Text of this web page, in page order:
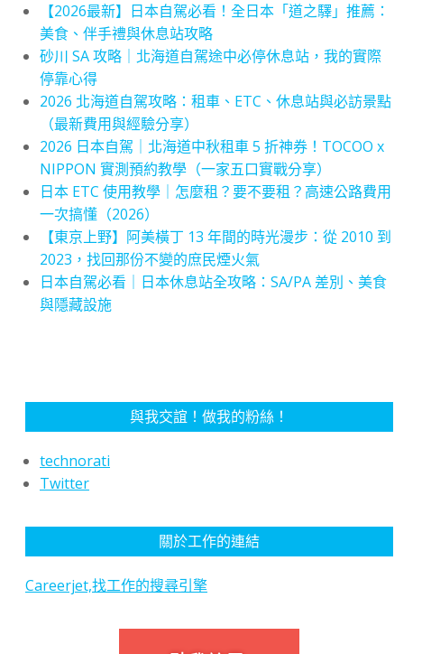
【2026最新】日本自駕必看！全日本「道之驛」推薦：
美食、伴手禮與休息站攻略
砂川 SA 攻略｜北海道自駕途中必停休息站，我的實際
停靠心得
2026 北海道自駕攻略：租車、ETC、休息站與必訪景點
（最新費用與經驗分享）
2026 日本自駕｜北海道中秋租車 5 折神券！TOCOO x
NIPPON 實測預約教學（一家五口實戰分享）
日本 ETC 使用教學｜怎麼租？要不要租？高速公路費用
一次搞懂（2026）
【東京上野】阿美橫丁 13 年間的時光漫步：從 2010 到
2023，找回那份不變的庶民煙火氣
日本自駕必看｜日本休息站全攻略：SA/PA 差別、美食
與隱藏設施
與我交誼！做我的粉絲！
technorati
Twitter
關於工作的連結
Careerjet,找工作的搜尋引擎